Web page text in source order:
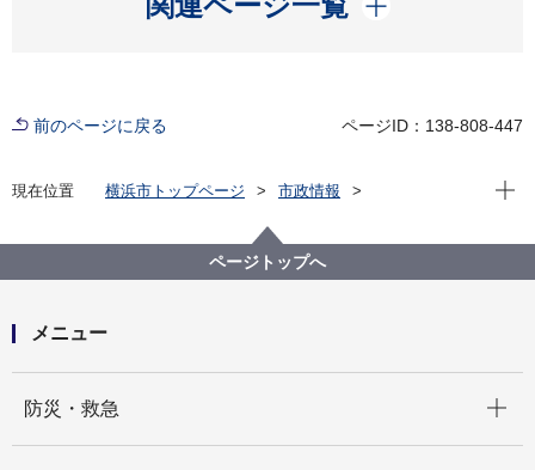
前のページに戻る ページID：138-808-447
現在位置 横浜市トップページ
市政情報
第136回横浜市景況・経営動向調査（令和８年３月実
施）（特別調査）-サーキュラーエコノミーに関する調
現在
ページトップへ
メニュー
防災・救急